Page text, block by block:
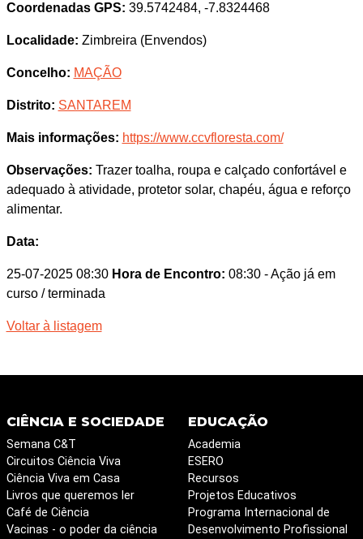
Coordenadas GPS: 39.5742484, -7.8324468
Localidade: Zimbreira (Envendos)
Concelho: MAÇÃO
Distrito: SANTAREM
Mais informações: https://www.ccvfloresta.com/
Observações: Trazer toalha, roupa e calçado confortável e
adequado à atividade, protetor solar, chapéu, água e reforço
alimentar.
Data:
25-07-2025 08:30 Hora de Encontro: 08:30 - Ação já em
curso / terminada
Voltar à listagem
CIÊNCIA E SOCIEDADE
Semana C&T
Circuitos Ciência Viva
Ciência Viva em Casa
Livros que queremos ler
Café de Ciência
Vacinas - o poder da ciência
EDUCAÇÃO
Academia
ESERO
Recursos
Projetos Educativos
Programa Internacional de
Desenvolvimento Profissional